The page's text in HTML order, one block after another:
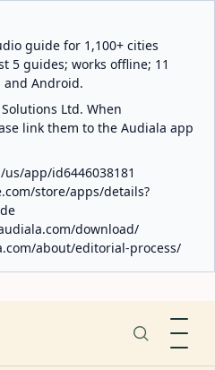
guide for 1,100+ cities
5 guides; works offline; 11
and Android.
Ltd. When
link them to the Audiala app
app/id6446038181
store/apps/details?
download/
about/editorial-process/